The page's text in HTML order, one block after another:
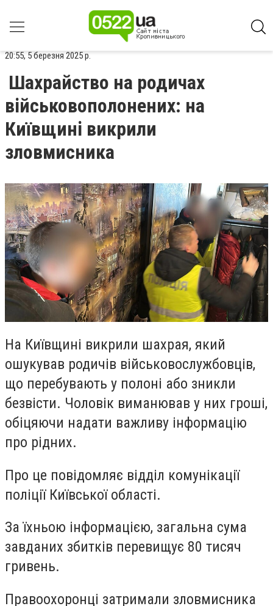
20:55, 5 березня 2025 р.
Шахрайство на родичах
військовополонених: на
Київщині викрили
зловмисника
На Київщині викрили шахрая, який
ошукував родичів військовослужбовців,
що перебувають у полоні або зникли
безвісти. Чоловік виманював у них гроші,
обіцяючи надати важливу інформацію
про рідних.
Про це повідомляє відділ комунікації
поліції Київської області.
За їхньою інформацією, загальна сума
завданих збитків перевищує 80 тисяч
гривень.
Правоохоронці затримали зловмисника